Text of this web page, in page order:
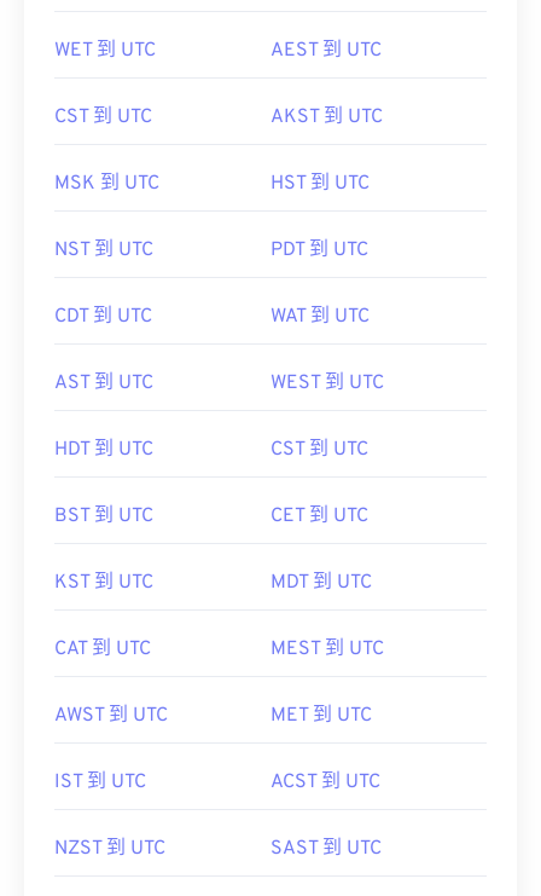
WET 到 UTC AEST 到 UTC
CST 到 UTC AKST 到 UTC
MSK 到 UTC HST 到 UTC
NST 到 UTC PDT 到 UTC
CDT 到 UTC WAT 到 UTC
AST 到 UTC WEST 到 UTC
HDT 到 UTC CST 到 UTC
BST 到 UTC CET 到 UTC
KST 到 UTC MDT 到 UTC
CAT 到 UTC MEST 到 UTC
AWST 到 UTC MET 到 UTC
IST 到 UTC ACST 到 UTC
NZST 到 UTC SAST 到 UTC